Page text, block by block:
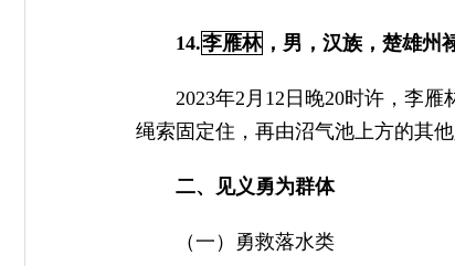
14.李雁林 ，男，汉族，楚雄州
2023年2月12日晚20时许，李
绳索固定住，再由沼气池上方的其
二、见义勇为群体
（一）勇救落水类